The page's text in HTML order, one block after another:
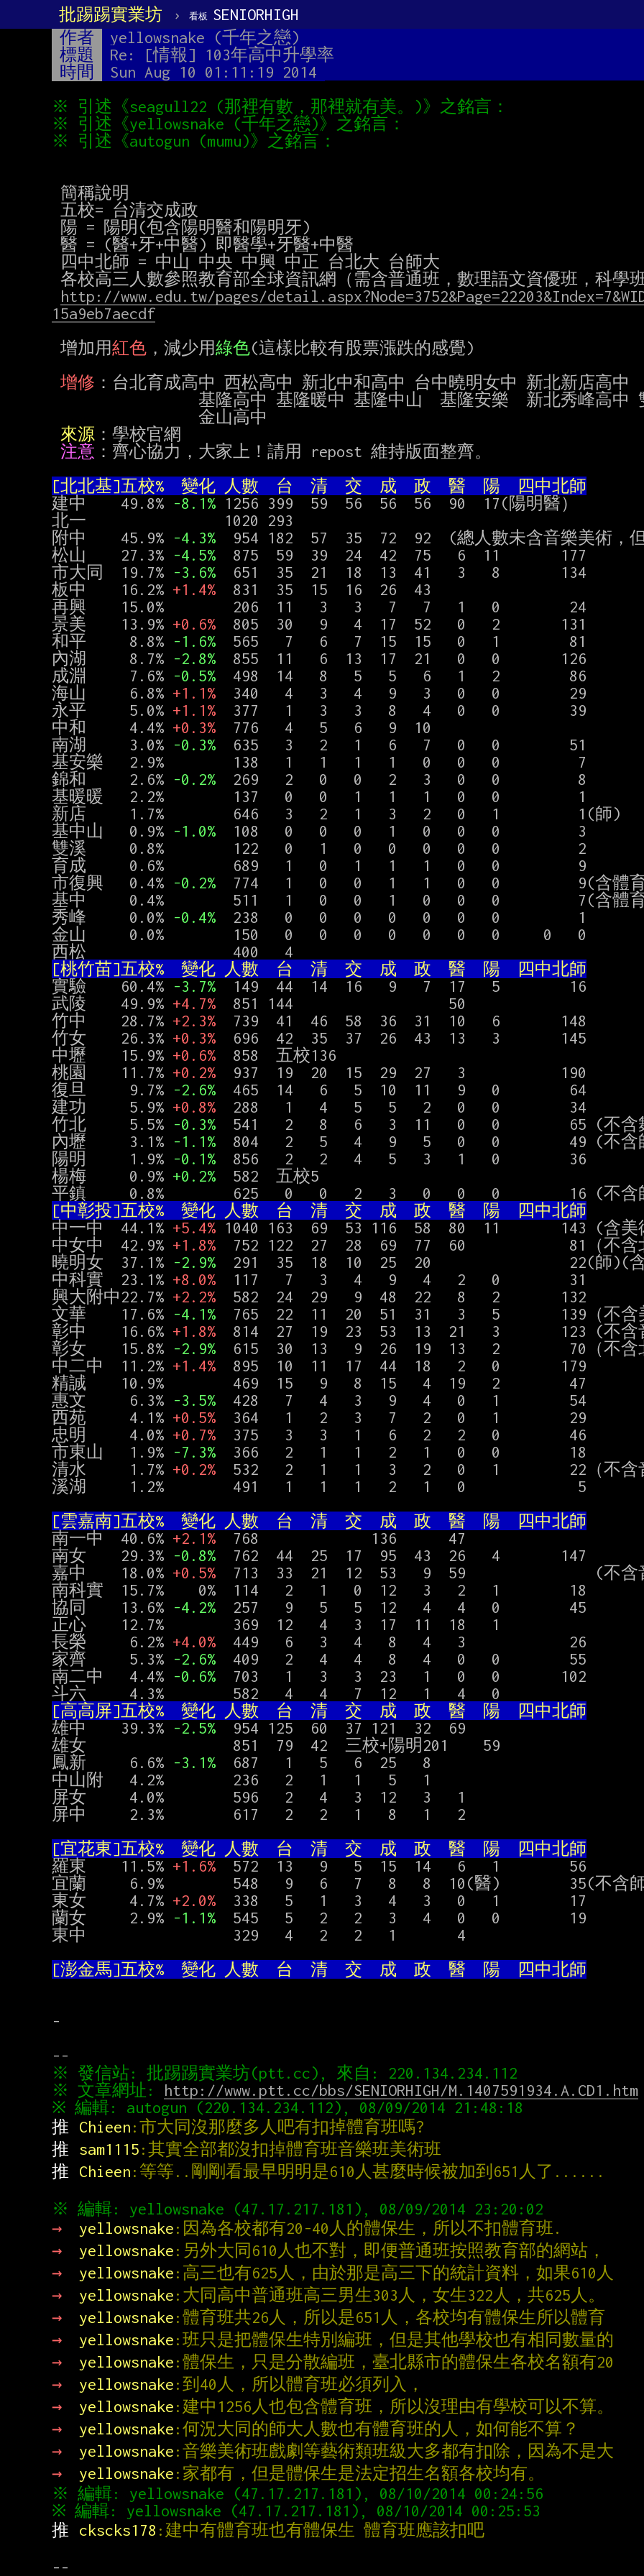
批踢踢實業坊 › 看板 SENIORHIGH
作者
yellowsnake (千年之戀)
標題
Re: [情報] 103年高中升學率
時間
Sun Aug 10 01:11:19 2014
http://www.edu.tw/pages/
15a9eb7aecdf
增加用紅色 ，減少用綠色(這樣比較有股票漲跌的感覺)
增修 ：台北育成高中 西松高中 新北中和高中 台中曉明女中 新北新店高中
來源 ：學校官網
注意 ：齊心協力，大家上！請用 repost 維持版面整齊。
[北北基]五校%  變化 人數  台  清  交  成  政  醫  陽  四中北師
建中    49.8% -8.1% 1256 399  59  56  56  56  90  17(陽明醫）
北一                1020 293
附中    45.9% -4.3%
954 182  57  35  72  92  (總人數未含音樂美術，
松山    27.3% -4.5%
  875  59  39  24  42  75   6  11       177
市大同  19.7% -3.6%
  651  35  21  18  13  41   3   8       134
板中    16.2% +1.4%
  831  35  15  16  26  43
再興    15.0%        206  11   3   3   7   7   1   0        24
景美    13.9% +0.6%
  805  30   9   4  17  52   0   2       131
和平     8.8% -1.6%
  565   7   6   7  15  15   0   1        81
內湖     8.7% -2.8%
  855  11   6  13  17  21   0   0       126
成淵     7.6% -0.5%
  498  14   8   5   5   6   1   2        86
海山     6.8% +1.1%
  340   4   3   4   9   3   0   0        29
永平     5.0% +1.1%
  377   1   3   3   8   4   0   0        39
中和     4.4% +0.3%
  776   4   5   6   9  10
南湖     3.0% -0.3%
  635   3   2   1   6   7   0   0        51
基安樂   2.9%        138   1   1   1   1   0   0   0         7
錦和     2.6% -0.2%
  269   2   0   0   2   3   0   0         8
基暖暖   2.2%        137   0   0   1   1   1   0   0         1
新店     1.7%        646   3   2   1   3   2   0   1         1(師)
基中山   0.9% -1.0%
  108   0   0   0   1   0   0   0         3
雙溪　　 0.8%        122   0   1   0   0   0   0   0         2
育成     0.6%        689   1   0   1   1   1   0   0         9
市復興   0.4% -0.2%
774   1   0   0   1   1   0   0         9(含體
基中     0.4%        511   1   0   0   1   0   0   0         7(含體育
秀峰　　 0.0% -0.4%
  238   0   0   0   0   0   0   0         1
金山　　 0.0%        150   0   0   0   0   0   0   0     0   0
[桃竹苗]五校%  變化 人數  台  清  交  成  政  醫  陽  四中北師
實驗    60.4% -3.7%
  149  44  14  16   9   7  17   5        16
武陵    49.9% +4.7%
  851 144                  50
竹中    28.7% +2.3%
  739  41  46  58  36  31  10   6       148
竹女    26.3% +0.3%
  696  42  35  37  26  43  13   3       145
中壢    15.9% +0.6%
  858  五校136
桃園    11.7% +0.2%
  937  19  20  15  29  27   3           190
復旦     9.7% -2.6%
  465  14   6   5  10  11   9   0        64
建功     5.9% +0.8%
  288   1   4   5   5   2   0   0        34
竹北     5.5% -0.3%
541   2   8   6   3  11   0   0        65 (不含
內壢     3.1% -1.1%
804   2   5   4   9   5   0   0        49 (不含
陽明     1.9% -0.1%
  856   2   2   4   5   3   1   0        36
楊梅     0.9% +0.2%
  582  五校5
[中彰投]五校%  變化 人數  台  清  交  成  政  醫  陽  四中北師
中一中  44.1% +5.4% 1040 163  69  53 116  58  80  11       143 (含美
中女中  42.9% +1.8%
752 122  27  28  69  77  60            81（不含
曉明女  37.1% -2.9%
291  35  18  10  25  20                22(師)(
中科實  23.1% +8.0%
  117   7   3   4   9   4   2   0        31
興大附中22.7% +2.2%
  582  24  29   9  48  22   8   2       132
文華    17.6% -4.1%
765  22  11  20  51  31   3   5       139（不含
彰中    16.6% +1.8%
814  27  19  23  53  13  21   3       123 (不含
彰女    15.8% -2.9% 615  30  13   9  26  19  13   2        70（不含
中二中  11.2% +1.4%
  895  10  11  17  44  18   2   0       179
精誠    10.9%        469  15   9   8  15   4  19   2        47
惠文     6.3% -3.5%
  428   7   4   3   9   4   0   1        54
西苑     4.1% +0.5%
  364   1   2   3   7   2   0   1        29
忠明     4.0% +0.7%
  375   3   3   1   6   2   2   0        46
市東山   1.9% -7.3%
  366   2   1   1   2   1   0   0        18
清水     1.7% +0.2%
532   2   1   1   3   2   0   1        22（不含
溪湖     1.2%        491   1   1   1   2   1   0             5
[雲嘉南]五校%  變化 人數  台  清  交  成  政  醫  陽  四中北師
南一中  40.6% +2.1%
  768             136      47
南女    29.3% -0.8%
  762  44  25  17  95  43  26   4       147
嘉中    18.0% +0.5%
713  33  21  12  53   9  59               (不含
南科實  15.7%    0%  114   2   1   0  12   3   2   1        18
協同    13.6% -4.2%
  257   9   5   5  12   4   4   0        45
正心    12.7%        369  12   4   3  17  11  18   1
長榮     6.2% +4.0%
  449   6   3   4   8   4   3            26
家齊     5.3% -2.6%
  409   2   4   4   8   4   0   0        55
南二中   4.4% -0.6%
  703   1   3   3  23   1   0   0       102
[高高屏]五校%  變化 人數  台  清  交  成  政  醫  陽  四中北師
雄中    39.3% -2.5%
  954 125  60  37 121  32  69
雄女                 851  79  42  三校+陽明201    59
鳳新     6.6% -3.1%
  687   1   5   6  25   8
中山附   4.2%        236   2   1   1   5   1
屏女     4.0%        596   2   4   3  12   3   1
屏中     2.3%        617   2   2   1   8   1   2
[宜花東]五校%  變化 人數  台  清  交  成  政  醫  陽  四中北師
羅東    11.5% +1.6%
  572  13   9   5  15  14   6   1        56
宜蘭     6.9%        548   9   6   7   8   8  10(醫)        35(不含
東女     4.7% +2.0%
  338   5   1   3   4   3   0   1        17
蘭女     2.9% -1.1%
  545   5   2   2   3   4   0   0        19
東中                 329   4   2   2   1       4
[澎金馬]五校%  變化 人數  台  清  交  成  政  醫  陽  四中北師
-
※ 文章網址: http://www.ptt.cc/bbs/SENIORHIGH/M.1407591934.A.CD1.htm
推
Chieen:市大同沒那麼多人吧有扣掉體育班嗎?
推
sam1115:其實全部都沒扣掉體育班音樂班美術班
推
Chieen:等等..剛剛看最早明明是610人甚麼時候被加到651人了......
→
yellowsnake:因為各校都有20-40人的體保生，所以不扣體育班.
→
yellowsnake:另外大同610人也不對，即便普通班按照教育部的網站，
→
yellowsnake:高三也有625人，由於那是高三下的統計資料，如果610人
→
yellowsnake:大同高中普通班高三男生303人，女生322人，共625人。
→
yellowsnake:體育班共26人，所以是651人，各校均有體保生所以體育
→
yellowsnake:班只是把體保生特別編班，但是其他學校也有相同數量的
→
yellowsnake:體保生，只是分散編班，臺北縣市的體保生各校名額有20
→
yellowsnake:到40人，所以體育班必須列入，
→
yellowsnake:建中1256人也包含體育班，所以沒理由有學校可以不算。
→
yellowsnake:何況大同的師大人數也有體育班的人，如何能不算？
→
yellowsnake:音樂美術班戲劇等藝術類班級大多都有扣除，因為不是大
→
yellowsnake:家都有，但是體保生是法定招生名額各校均有。
推
ckscks178 :建中有體育班也有體保生 體育班應該扣吧